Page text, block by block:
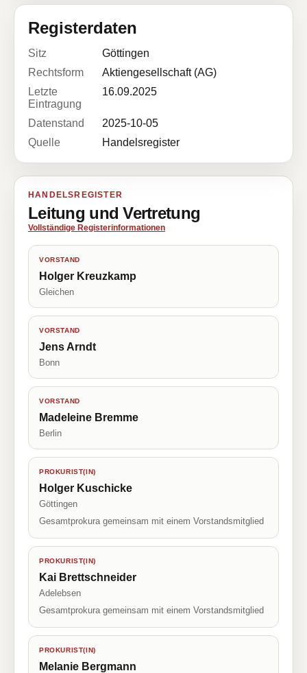
Registerdaten
Sitz
Göttingen
Rechtsform
Aktiengesellschaft (AG)
Letzte
Eintragung
16.09.2025
Datenstand
2025-10-05
Quelle
Handelsregister
HANDELSREGISTER
Leitung und Vertretung
Vollständige Registerinformationen
VORSTAND
Holger Kreuzkamp
Gleichen
VORSTAND
Jens Arndt
Bonn
VORSTAND
Madeleine Bremme
Berlin
PROKURIST(IN)
Holger Kuschicke
Göttingen
Gesamtprokura gemeinsam mit einem Vorstandsmitglied
PROKURIST(IN)
Kai Brettschneider
Adelebsen
Gesamtprokura gemeinsam mit einem Vorstandsmitglied
PROKURIST(IN)
Melanie Bergmann